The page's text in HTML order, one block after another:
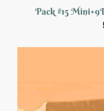
Pack #15